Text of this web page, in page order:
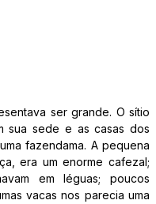
ser grande. O sítio
sua sede e as casas dos
fazendama. A pequena
era um enorme cafezal;
em léguas; poucos
vacas nos parecia uma